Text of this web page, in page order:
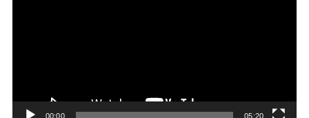
00:00 05:20